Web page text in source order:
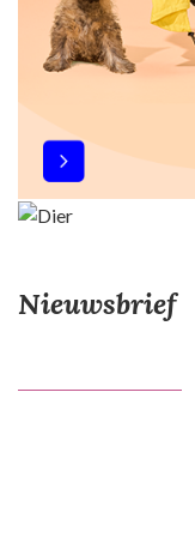
Nieuwsbrief